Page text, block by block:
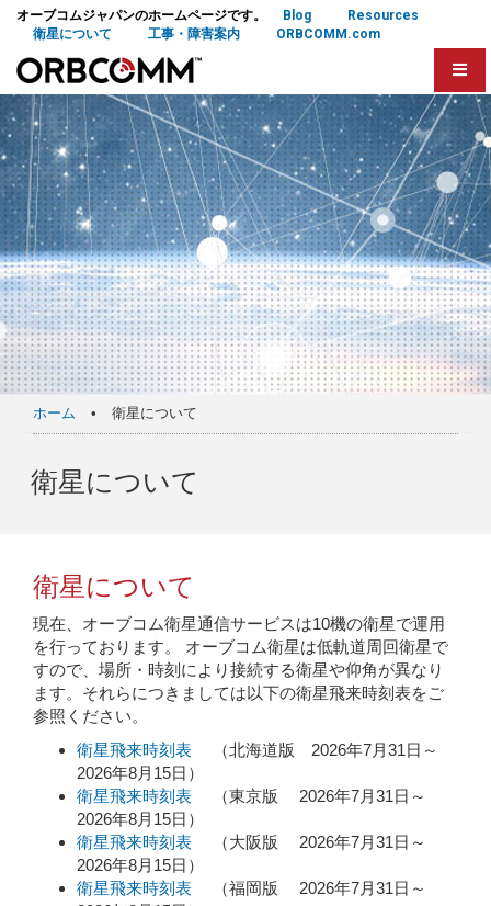
オーブコムジャパンのホームページです。 Blog
Resources
衛星について
工事・障害案内 ORBCOMM.com
ホーム • 衛星について
衛星について
衛星について
現在、オーブコム衛星通信サービスは10機の衛星で運用
を行っております。 オーブコム衛星は低軌道周回衛星で
すので、場所・時刻により接続する衛星や仰角が異なり
ます。それらにつきましては以下の衛星飛来時刻表をご
参照ください。
衛星飛来時刻表 （北海道版 2026年7月31日～
2026年8月15日）
衛星飛来時刻表 （東京版 2026年7月31日～
2026年8月15日）
衛星飛来時刻表 （大阪版 2026年7月31日～
2026年8月15日）
衛星飛来時刻表 （福岡版 2026年7月31日～